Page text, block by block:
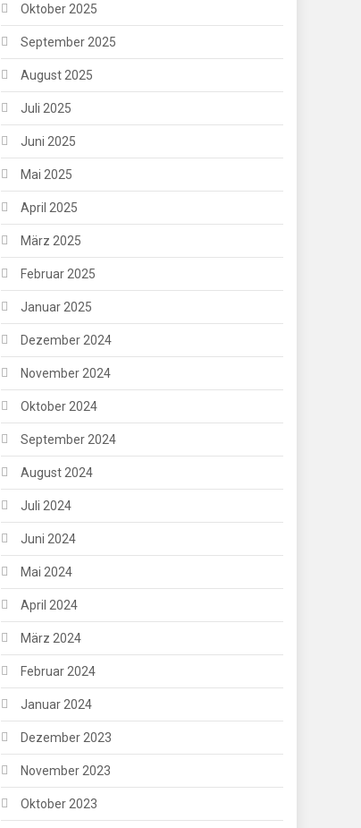
Oktober 2025
September 2025
August 2025
Juli 2025
Juni 2025
Mai 2025
April 2025
März 2025
Februar 2025
Januar 2025
Dezember 2024
November 2024
Oktober 2024
September 2024
August 2024
Juli 2024
Juni 2024
Mai 2024
April 2024
März 2024
Februar 2024
Januar 2024
Dezember 2023
November 2023
Oktober 2023